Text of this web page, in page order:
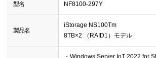
型名 NF8100-297Y
製品名
iStorage NS100Tm
8TB×2 （RAID1）モデル
・Windows Server IoT 2022 for